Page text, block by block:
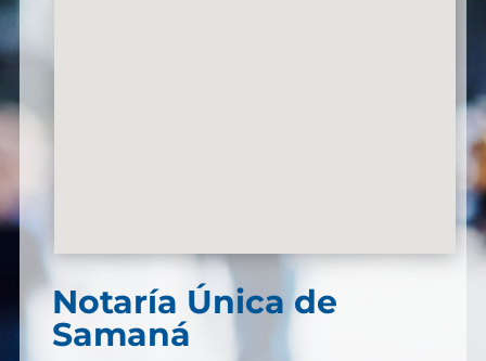
Notaría Única de
Samaná